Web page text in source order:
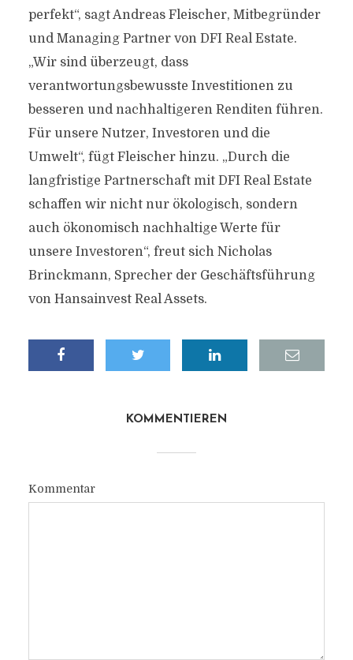
perfekt“, sagt Andreas Fleischer, Mitbegründer
und Managing Partner von DFI Real Estate.
„Wir sind überzeugt, dass
verantwortungsbewusste Investitionen zu
besseren und nachhaltigeren Renditen führen.
Für unsere Nutzer, Investoren und die
Umwelt“, fügt Fleischer hinzu. „Durch die
langfristige Partnerschaft mit DFI Real Estate
schaffen wir nicht nur ökologisch, sondern
auch ökonomisch nachhaltige Werte für
unsere Investoren“, freut sich Nicholas
Brinckmann, Sprecher der Geschäftsführung
von Hansainvest Real Assets.
KOMMENTIEREN
Kommentar